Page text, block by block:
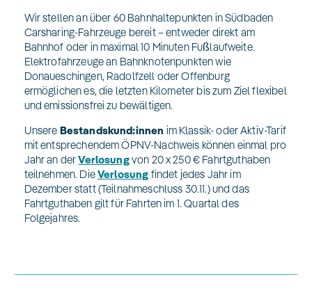
Wir stellen an über 60 Bahnhaltepunkten in Südbaden
Carsharing-Fahrzeuge bereit – entweder direkt am
Bahnhof oder in maximal 10 Minuten Fußlaufweite.
Elektrofahrzeuge an Bahnknotenpunkten wie
Donaueschingen, Radolfzell oder Offenburg
ermöglichen es, die letzten Kilometer bis zum Ziel flexibel
und emissionsfrei zu bewältigen.
Unsere Bestandskund:innen im Klassik- oder Aktiv-Tarif
mit entsprechendem ÖPNV-Nachweis können einmal pro
Jahr an derVerlosungvon 20 x 250 € Fahrtguthaben
teilnehmen. DieVerlosung findet jedes Jahr im
Dezember statt (Teilnahmeschluss 30.11.) und das
Fahrtguthaben gilt für Fahrten im 1. Quartal des
Folgejahres.